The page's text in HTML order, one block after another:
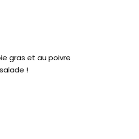
gras et au poivre
!